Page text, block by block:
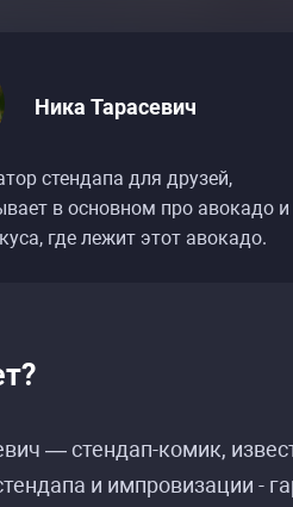
Ника Тарасевич
стендапа для друзей,
в основном про авокадо и
где лежит этот авокадо.
— стендап-комик,
и импровизации -